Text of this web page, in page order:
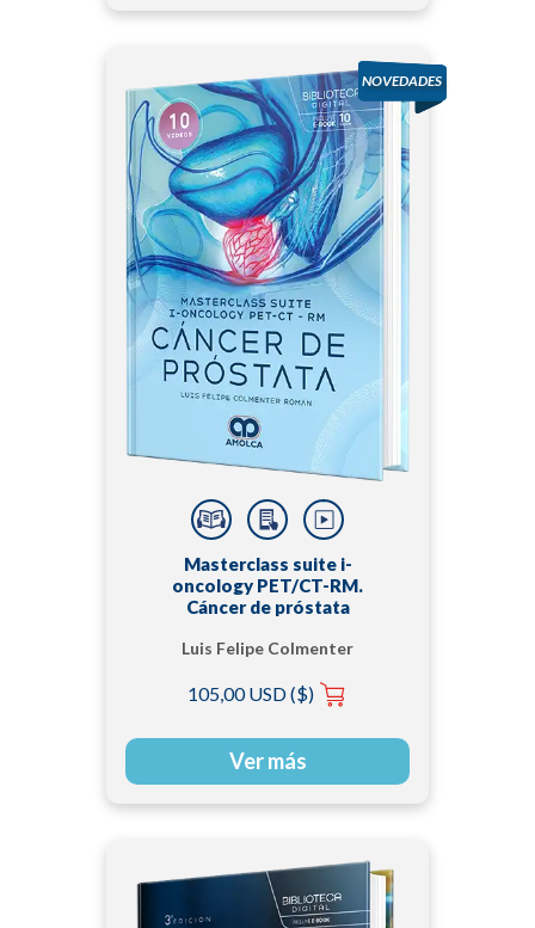
Masterclass suite i-
oncology PET/CT-RM.
Cáncer de próstata
Luis Felipe Colmenter
105,00 USD ($)
Ver más